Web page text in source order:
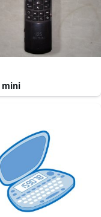
mini